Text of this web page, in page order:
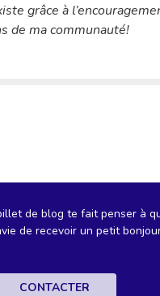
grâce à
de ma communauté!
de blog te fait penser à
de recevoir un petit
CONTACTER